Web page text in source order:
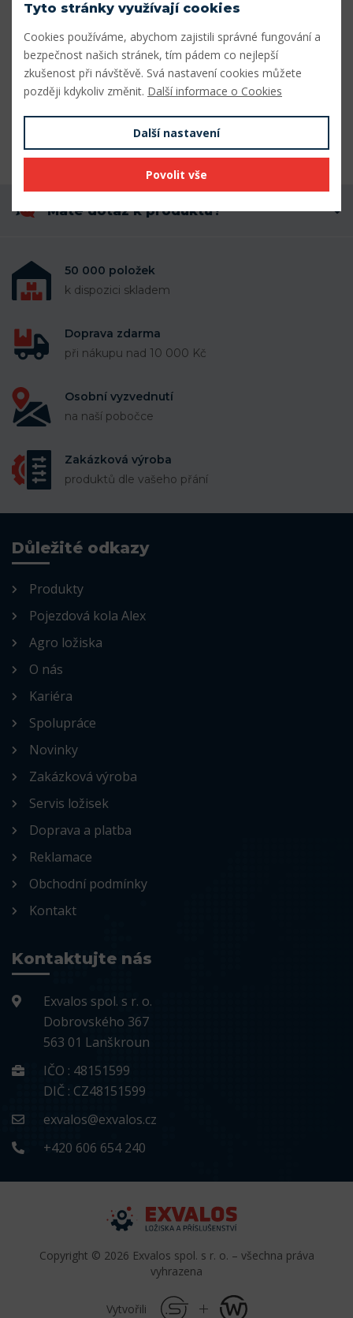
Parametry
Vnitřní průměr (mm)
Máte dotaz k produktu?
50 000 položek
k dispozici skladem
Doprava zdarma
při nákupu nad 10 000 Kč
Osobní vyzvednutí
na naší pobočce
Zakázková výroba
produktů dle vašeho přání
Důležité odkazy
Produkty
Pojezdová kola Alex
Agro ložiska
O nás
Kariéra
Spolupráce
Novinky
Zakázková výroba
Servis ložisek
Doprava a platba
Reklamace
Obchodní podmínky
Kontakt
Kontaktujte nás
Exvalos spol. s r. o.
Dobrovského 367
563 01 Lanškroun
IČO : 48151599
DIČ : CZ48151599
exvalos@exvalos.cz
+420 606 654 240
Copyright © 2026 Exvalos spol. s r. o. – všechna práva
vyhrazena
Vytvořili
Tyto stránky využívají cookies
Cookies používáme, abychom zajistili správné fungování a
bezpečnost našich stránek, tím pádem co nejlepší
zkušenost při návštěvě. Svá nastavení cookies můžete
později kdykoliv změnit. Další informace o Cookies
Další nastavení
Povolit vše